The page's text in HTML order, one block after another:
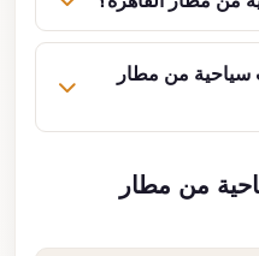
سياحية من مطار
من مطار